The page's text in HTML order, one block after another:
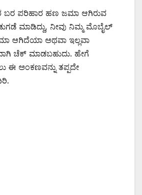
ಬರ ಪರಿಹಾರ ಹಣ ಜಮಾ ಆಗಿರುವ
ಮಾಡಿದ್ದು, ನೀವು ನಿಮ್ಮ ಮೊಬೈಲ್
ಆಗಿದೆಯಾ ಅಥವಾ ಇಲ್ಲವಾ
ಚೆಕ್ ಮಾಡಬಹುದು. ಹೇಗೆ
ಈ ಅಂಕಣವನ್ನು ತಪ್ಪದೇ